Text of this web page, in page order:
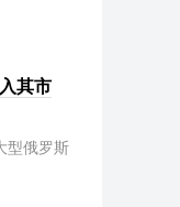
其市
型俄罗斯